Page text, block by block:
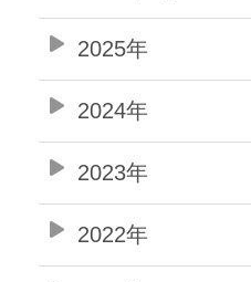
2025年
2024年
2023年
2022年